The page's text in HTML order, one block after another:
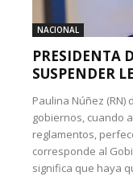
NACIONAL
PRESIDENTA
SUSPENDER
Paulina Núñez
gobiernos, cuando
reglamentos,
corresponde al
significa que haya